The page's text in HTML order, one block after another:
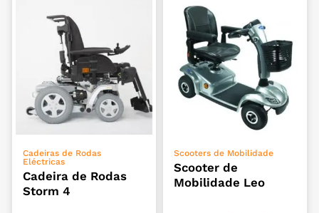
ADICIONAR
Cadeiras de Rodas
Eléctricas
Cadeira de Rodas
Storm 4
VER OPÇÕES
Scooters de Mobilidade
Scooter de
Mobilidade Leo